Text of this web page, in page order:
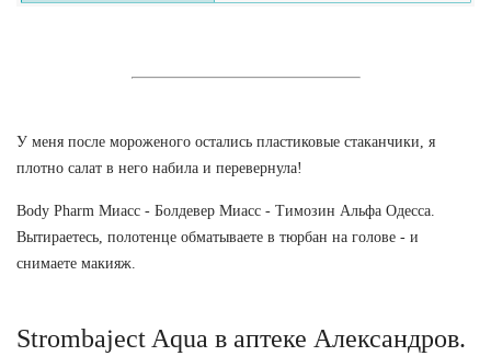
У меня после мороженого остались пластиковые стаканчики, я
плотно салат в него набила и перевернула!
Body Pharm Миасс - Болдевер Миасс - Tимозин Альфа Одесса.
Вытираетесь, полотенце обматываете в тюрбан на голове - и
снимаете макияж.
Strombaject Aqua в аптеке Александров.